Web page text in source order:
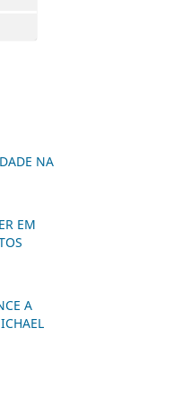
NA
EM
A